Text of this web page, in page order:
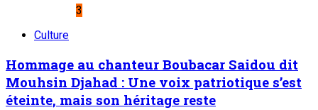
3
Culture
Hommage au chanteur Boubacar Saidou dit
Mouhsin Djahad : Une voix patriotique s’est
éteinte, mais son héritage reste